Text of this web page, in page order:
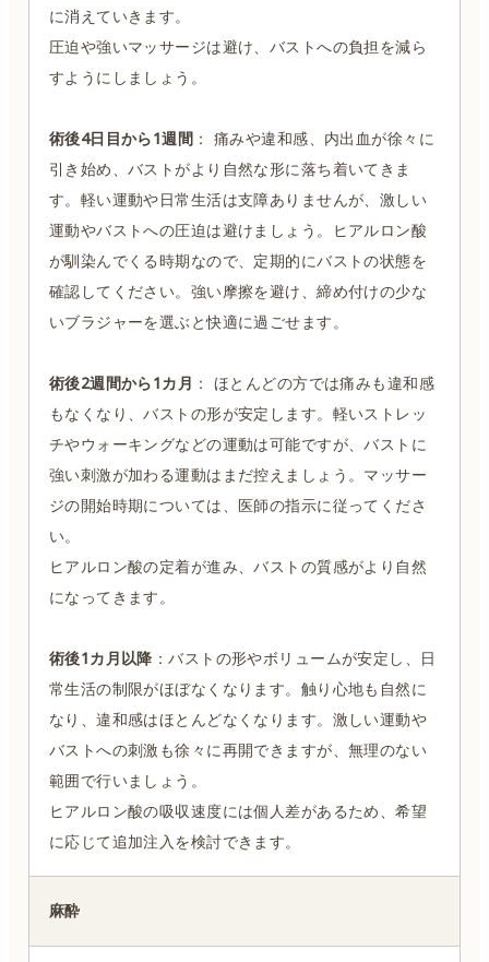
に消えていきます。
圧迫や強いマッサージは避け、バストへの負担を減ら
すようにしましょう。
術後4日目から1週間 ： 痛みや違和感、内出血が徐々に
引き始め、バストがより自然な形に落ち着いてきま
す。軽い運動や日常生活は支障ありませんが、激しい
運動やバストへの圧迫は避けましょう。ヒアルロン酸
が馴染んでくる時期なので、定期的にバストの状態を
確認してください。強い摩擦を避け、締め付けの少な
いブラジャーを選ぶと快適に過ごせます。
術後2週間から1カ月 ： ほとんどの方では痛みも違和感
もなくなり、バストの形が安定します。軽いストレッ
チやウォーキングなどの運動は可能ですが、バストに
強い刺激が加わる運動はまだ控えましょう。マッサー
ジの開始時期については、医師の指示に従ってくださ
い。
ヒアルロン酸の定着が進み、バストの質感がより自然
になってきます。
術後1カ月以降 ：バストの形やボリュームが安定し、日
常生活の制限がほぼなくなります。触り心地も自然に
なり、違和感はほとんどなくなります。激しい運動や
バストへの刺激も徐々に再開できますが、無理のない
範囲で行いましょう。
ヒアルロン酸の吸収速度には個人差があるため、希望
に応じて追加注入を検討できます。
麻酔